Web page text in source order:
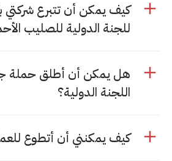
كيف يمكن أن تتبرع شركتي
للجنة الدولية للصليب
هل يمكن أن أطلق حملة
اللجنة الدولية؟
كيف يمكنني أن أتطوع